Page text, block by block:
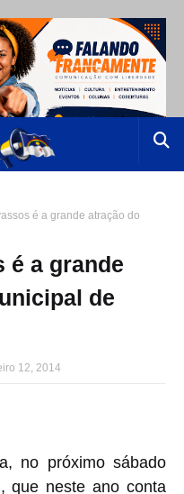
é a grande atração do
é a grande
de
12, 2014
no próximo sábado
que neste ano conta